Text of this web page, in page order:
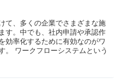
て、多くの企業でさまざまな施
す。中でも、社内申請や承認作
効率化するために有効なのがワ
。 ワークフローシステムという